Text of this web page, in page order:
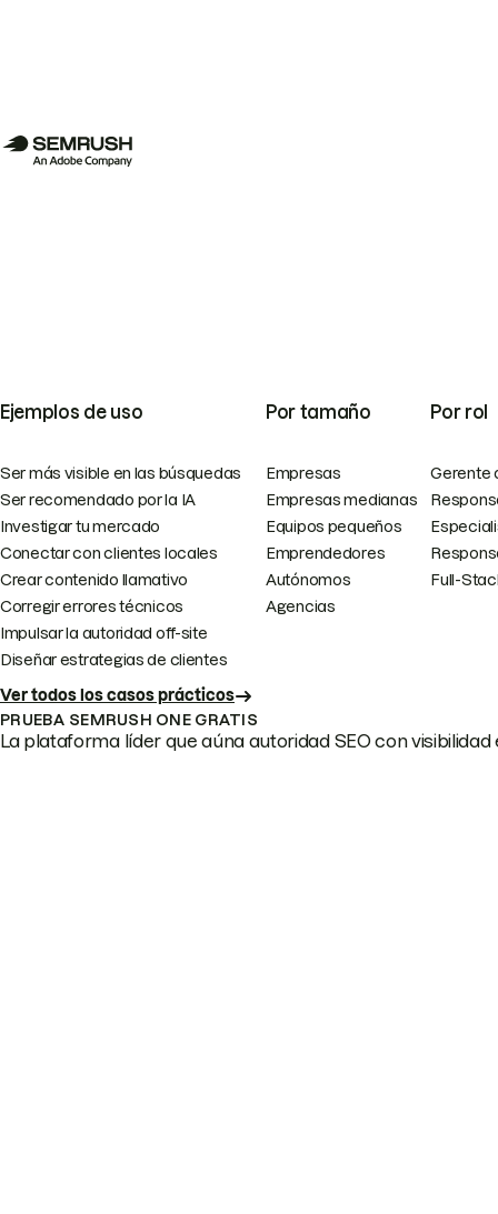
Ejemplos de uso
Ser más visible en las búsquedas
Ser recomendado por la IA
Investigar tu mercado
Conectar con clientes locales
Crear contenido llamativo
Corregir errores técnicos
Impulsar la autoridad off-site
Diseñar estrategias de clientes
Ver todos los casos prácticos
Por tamaño
Empresas
Empresas medianas
Equipos pequeños
Emprendedores
Autónomos
Agencias
Por rol
Gerente
Full-
PRUEBA SEMRUSH ONE GRATIS
La plataforma líder que aúna autoridad SEO con visibilidad